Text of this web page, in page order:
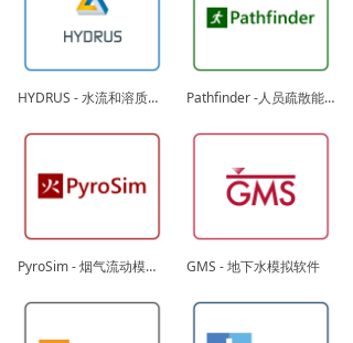
HYDRUS - 水流和溶质运移模拟软件 Pathfinder -人员疏散能力模拟软件_紧急疏散逃生评估系统
PyroSim - 烟气流动模拟分析软件（CFD）、烟气流动分析软件、消防动态模拟软件 GMS - 地下水模拟软件